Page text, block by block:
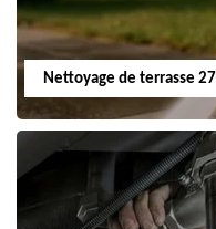
Nettoyage de terrasse 27